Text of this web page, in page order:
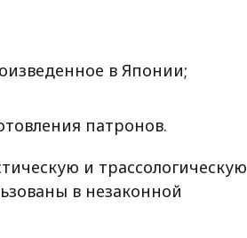
в Японии;
патронов.
и трассологическую
в незаконной